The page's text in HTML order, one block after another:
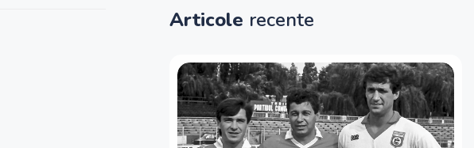
Articole recente